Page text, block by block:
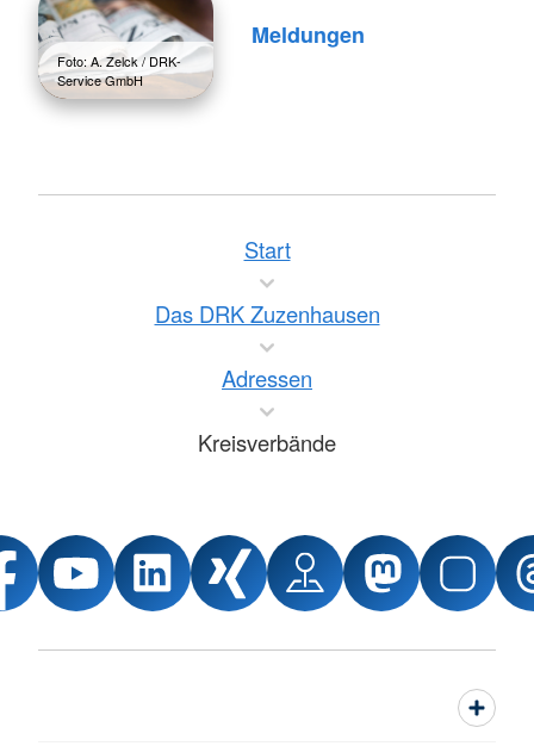
Foto: A. Zelck / DRK-
Service GmbH
Meldungen
Start
Das DRK Zuzenhausen
Adressen
Kreisverbände